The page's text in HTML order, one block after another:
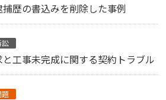
歴の書込みを削除した事例
訟
工事未完成に関する契約トラブル
題